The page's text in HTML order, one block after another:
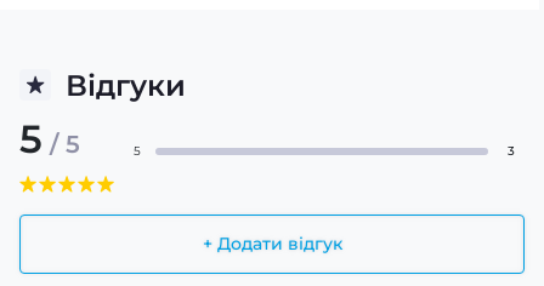
Відгуки
5 / 5
+ Додати відгук
5 3